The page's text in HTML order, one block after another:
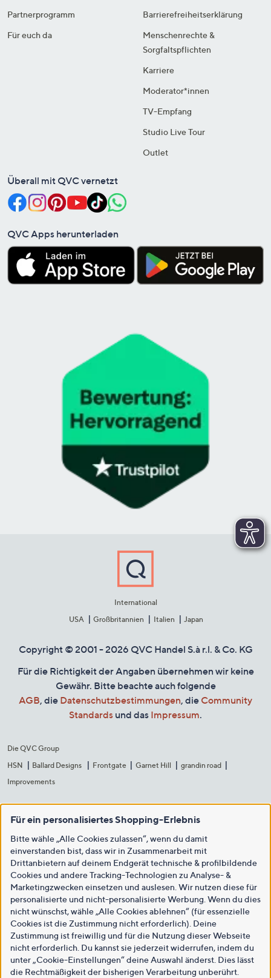
Partnerprogramm
Für euch da
Barrierefreiheitserklärung
Menschenrechte &
Sorgfaltspflichten
Karriere
Moderator*innen
TV-Empfang
Studio Live Tour
Outlet
Überall mit QVC vernetzt
QVC Apps herunterladen
International
USA
Großbritannien Italien Japan
Copyright © 2001 - 2026 QVC Handel S.à r.l. & Co. KG
Für die Richtigkeit der Angaben übernehmen wir keine
Gewähr. Bitte beachte auch folgende
AGB, die Datenschutzbestimmungen, die Community
Standards und das Impressum.
Die QVC Group
HSN
Ballard Designs Frontgate Garnet Hill
grandin road
Improvements
Für ein personalisiertes Shopping-Erlebnis
Bitte wähle „Alle Cookies zulassen“, wenn du damit
einverstanden bist, dass wir in Zusammenarbeit mit
Drittanbietern auf deinem Endgerät technische & profilbildende
Cookies und andere Tracking-Technologien zu Analyse- &
Marketingzwecken einsetzen und auslesen. Wir nutzen diese für
personalisierte und nicht-personalisierte Werbung. Wenn du dies
nicht wünschst, wähle „Alle Cookies ablehnen“ (für essenzielle
Cookies ist die Zustimmung nicht erforderlich). Deine
Zustimmung ist freiwillig und für die Nutzung dieser Webseite
nicht erforderlich. Du kannst sie jederzeit widerrufen, indem du
unter „Cookie-Einstellungen“ deine Auswahl änderst. Dies lässt
die Rechtmäßigkeit der bisherigen Verarbeitung unberührt.